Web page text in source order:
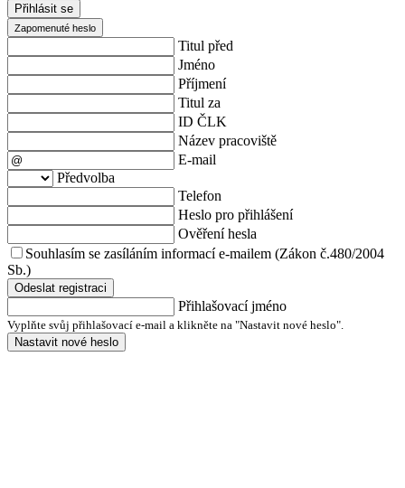
Přihlásit se
Zapomenuté heslo
Titul před
Jméno
Příjmení
Titul za
ID ČLK
Název pracoviště
E-mail
Předvolba
Telefon
Heslo pro přihlášení
Ověření hesla
Souhlasím se zasíláním informací e-mailem (Zákon č.480/2004
Sb.)
Odeslat registraci
Přihlašovací jméno
Vyplňte svůj přihlašovací e-mail a klikněte na "Nastavit nové heslo".
Nastavit nové heslo